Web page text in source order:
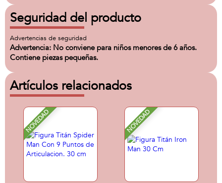
Seguridad del producto
Advertencias de seguridad
Advertencia: No conviene para niños menores de 6 años.
Contiene piezas pequeñas.
Artículos relacionados
NOVEDAD NOVEDAD